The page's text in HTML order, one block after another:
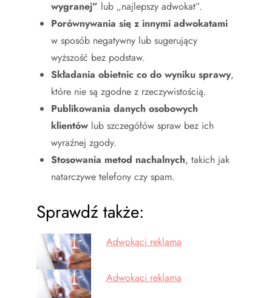
wygranej” lub „najlepszy adwokat”.
Porównywania się z innymi adwokatami
w sposób negatywny lub sugerujący
wyższość bez podstaw.
Składania obietnic co do wyniku sprawy,
które nie są zgodne z rzeczywistością.
Publikowania danych osobowych
klientów lub szczegółów spraw bez ich
wyraźnej zgody.
Stosowania metod nachalnych, takich jak
natarczywe telefony czy spam.
Sprawdź także:
Adwokaci reklama
Adwokaci reklama